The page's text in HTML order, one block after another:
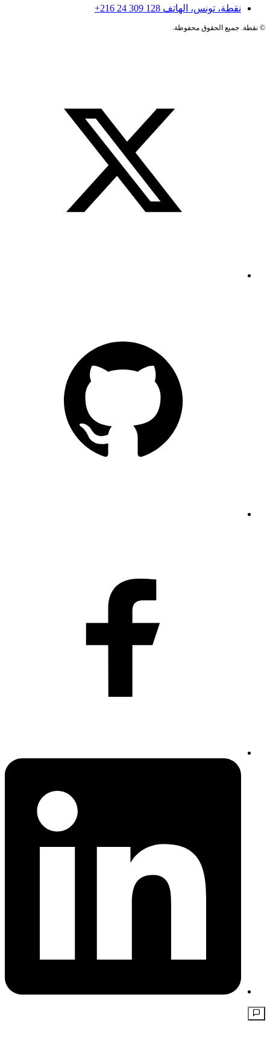
نقطة، تونس، الهاتف +216 24 309 128
©نقطة. جميع الحقوق محفوظة.